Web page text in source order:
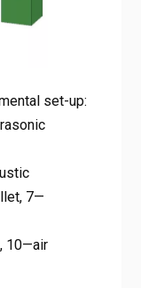
금의 결정립 미세
set-up: 1—
3—
horn, 5—liquid
9—dummy bar
device.
set-up:
7—
10—air